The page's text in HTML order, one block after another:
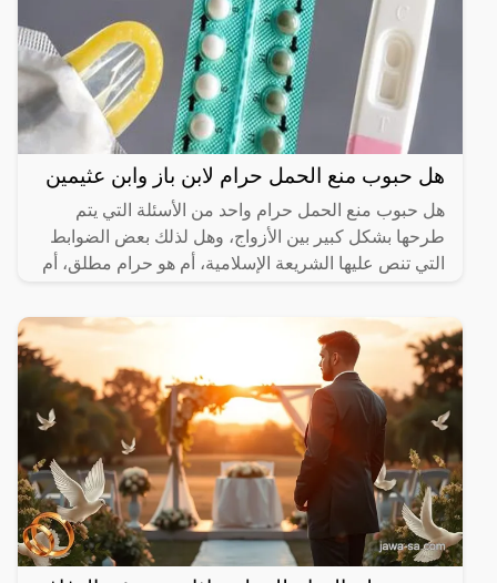
هل حبوب منع الحمل حرام لابن باز وابن عثيمين
هل حبوب منع الحمل حرام واحد من الأسئلة التي يتم
طرحها بشكل كبير بين الأزواج، وهل لذلك بعض الضوابط
التي تنص عليها الشريعة الإسلامية، أم هو حرام مطلق، أم